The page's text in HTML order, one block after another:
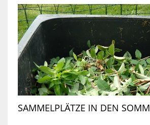
SAMMELPLÄTZE IN DEN